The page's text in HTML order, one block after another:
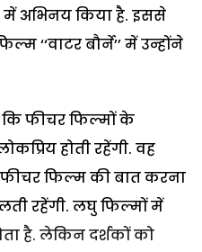
में अभिनय किया है. इससे
‘‘वाटर बौर्ने’’ में उन्होंने
फीचर फिल्मों के
होती रहेंगी. वह
फिल्म की बात करना
रहेंगी. लघु फिल्मों में
है. लेकिन दर्शकों को